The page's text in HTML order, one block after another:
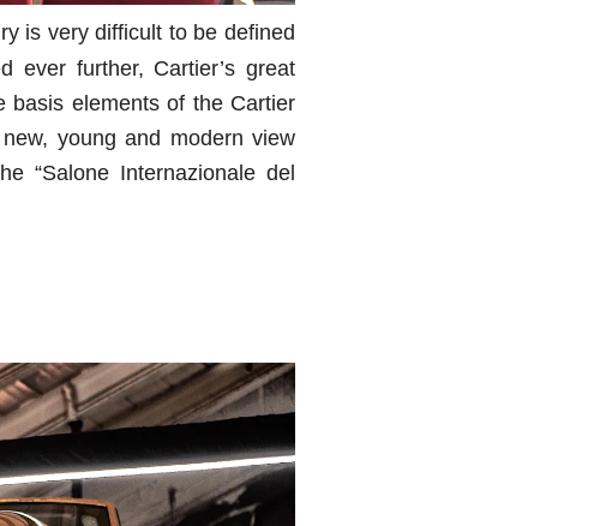
is very difficult to be defined
further, Cartier’s great
basis elements of the Cartier
young and modern view
“Salone Internazionale del